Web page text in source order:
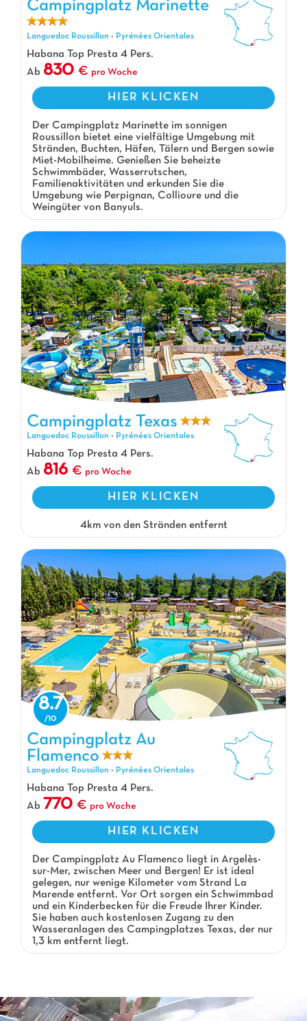
Campingplatz Marinette
Languedoc Roussillon - Pyrénées Orientales
Habana Top Presta 4 Pers.
Ab 830 pro Woche
HIER KLICKEN
Der Campingplatz Marinette im sonnigen
Roussillon bietet eine vielfältige Umgebung mit
Stränden, Buchten, Häfen, Tälern und Bergen sowie
Miet-Mobilheime. Genießen Sie beheizte
Schwimmbäder, Wasserrutschen,
Familienaktivitäten und erkunden Sie die
Umgebung wie Perpignan, Collioure und die
Weingüter von Banyuls.
Campingplatz Texas, Campingplatz Languedoc Roussillon
Campingplatz Texas
Languedoc Roussillon - Pyrénées Orientales
Habana Top Presta 4 Pers.
Ab 816 pro Woche
HIER KLICKEN
4km von den Stränden entfernt
Campingplatz Au Flamenco, Campingplatz Languedoc Roussillon
8.7
Campingplatz Au
Flamenco
Languedoc Roussillon - Pyrénées Orientales
Habana Top Presta 4 Pers.
Ab 770 pro Woche
HIER KLICKEN
Der Campingplatz Au Flamenco liegt in Argelès-
sur-Mer, zwischen Meer und Bergen! Er ist ideal
gelegen, nur wenige Kilometer vom Strand La
Marende entfernt. Vor Ort sorgen ein Schwimmbad
und ein Kinderbecken für die Freude Ihrer Kinder.
Sie haben auch kostenlosen Zugang zu den
Wasseranlagen des Campingplatzes Texas, der nur
1,3 km entfernt liegt.